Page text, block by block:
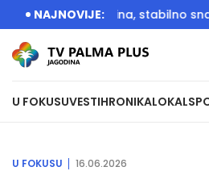
NAJNOVIJE:
kerozina, stabilno
U FOKUSUVESTIHRONIKALOKAL
U FOKUSU 16.06.2026